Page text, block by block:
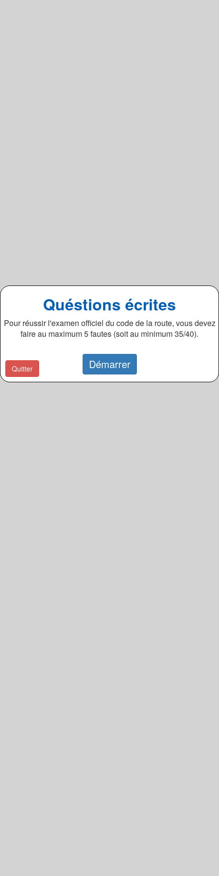
Quéstions écrites
Pour réussir l'examen officiel du code de la route, vous devez
faire au maximum 5 fautes (soit au minimum 35/40).
Démarrer
Quitter